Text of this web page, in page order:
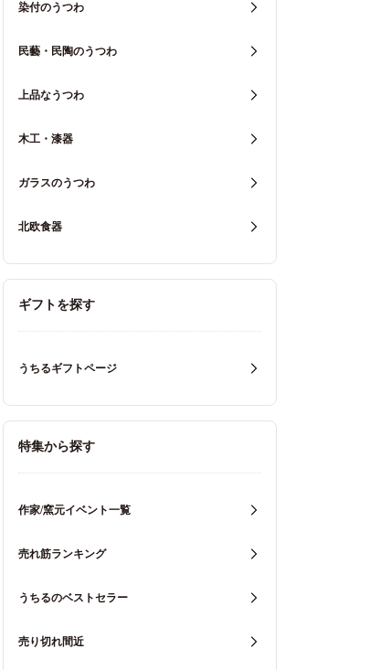
染付のうつわ
民藝・民陶のうつわ
上品なうつわ
木工・漆器
ガラスのうつわ
北欧食器
ギフトを探す
うちるギフトページ
特集から探す
作家/窯元イベント一覧
売れ筋ランキング
うちるのベストセラー
売り切れ間近